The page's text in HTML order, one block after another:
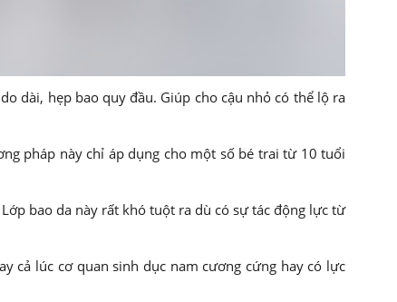
dài, hẹp bao quy đầu. Giúp cho cậu nhỏ có thể lộ ra
pháp này chỉ áp dụng cho một số bé trai từ 10 tuổi
bao da này rất khó tuột ra dù có sự tác động lực từ
cả lúc cơ quan sinh dục nam cương cứng hay có lực